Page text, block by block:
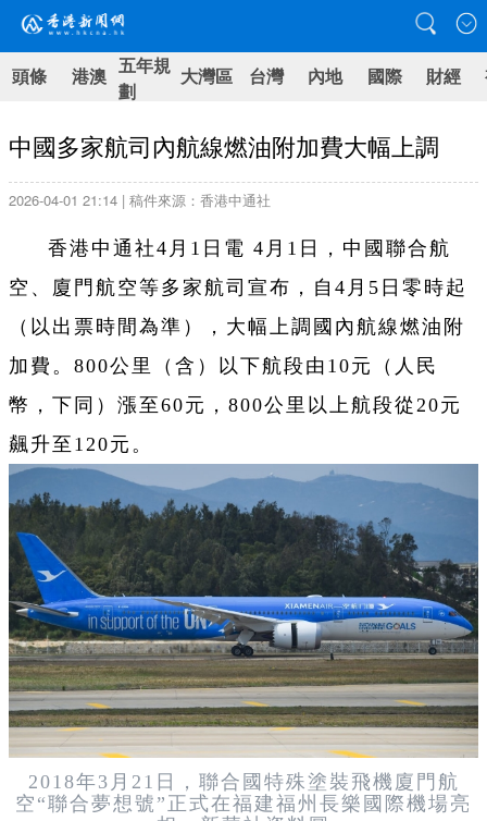
頭條 港澳 五年規
劃
大灣區 台灣 內地 國際 財經
中國多家航司內航線燃油附加費大幅上調
2026-04-01 21:14 | 稿件來源：香港中通社
香港中通社4月1日電 4月1日，中國聯合航
空、廈門航空等多家航司宣布，自4月5日零時起
（以出票時間為準），大幅上調國內航線燃油附
加費。800公里（含）以下航段由10元（人民
幣，下同）漲至60元，800公里以上航段從20元
飆升至120元。
2018年3月21日，聯合國特殊塗裝飛機廈門航
空“聯合夢想號”正式在福建福州長樂國際機場亮